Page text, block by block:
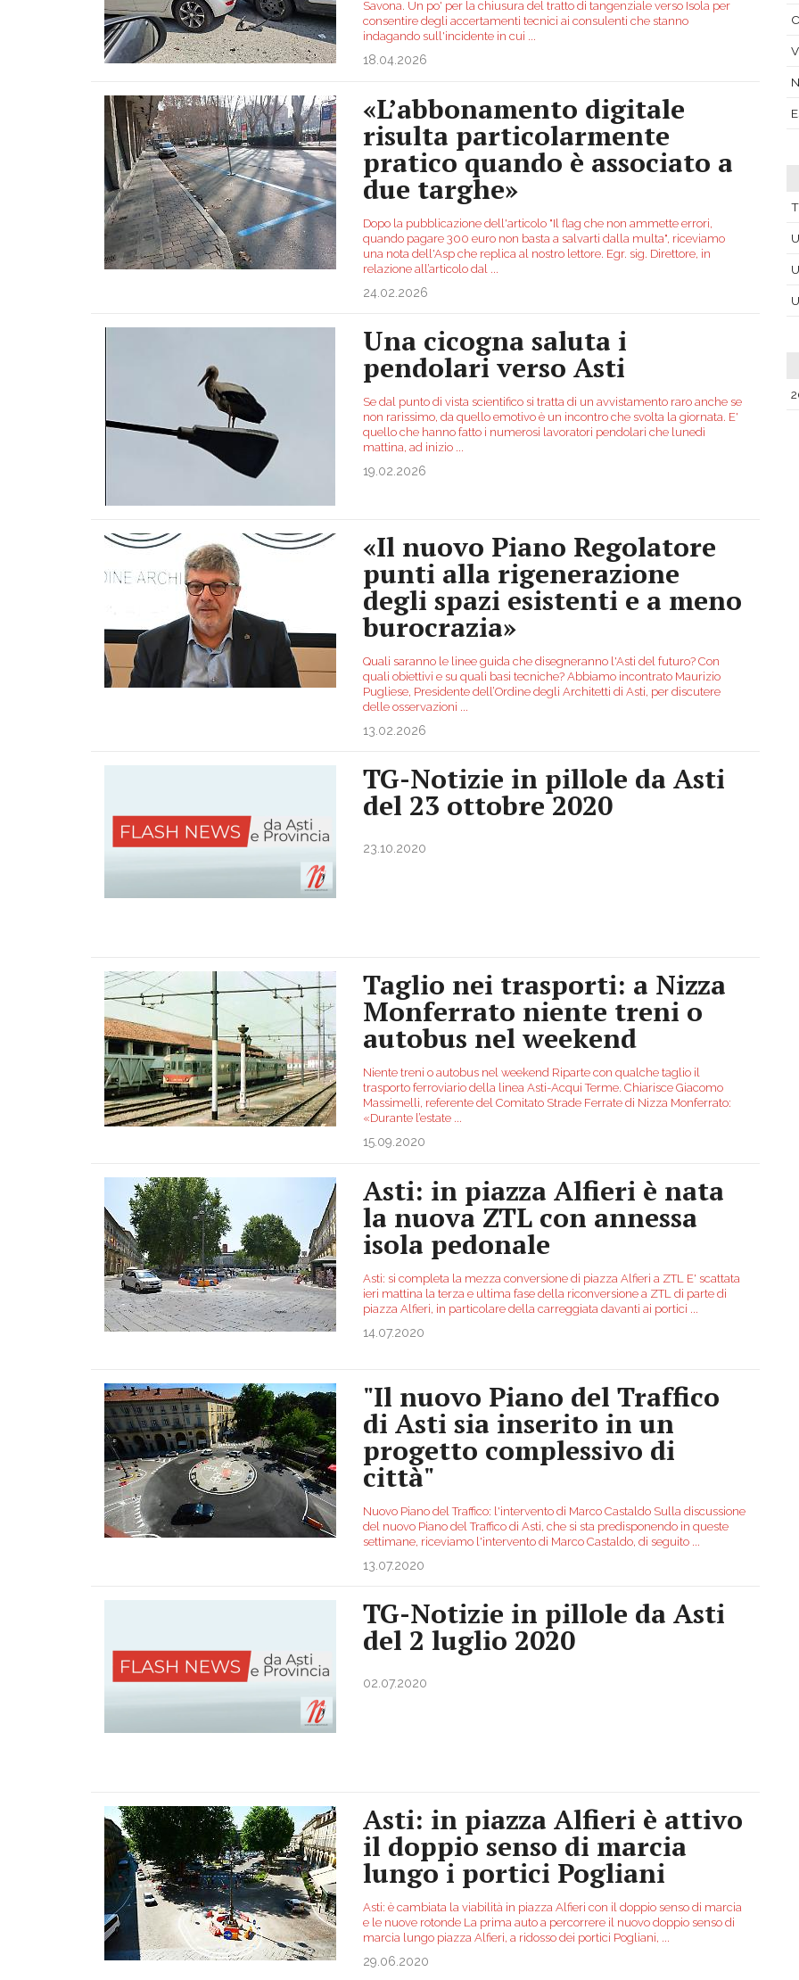
Savona. Un po' per la chiusura del tratto di tangenziale verso Isola per
consentire degli accertamenti tecnici ai consulenti che stanno
indagando sull'incidente in cui
18.04.2026
«L’abbonamento digitale
risulta particolarmente
pratico quando è associato a
due targhe»
Dopo la pubblicazione dell'articolo "Il flag che non ammette errori,
quando pagare 300 euro non basta a salvarti dalla multa", riceviamo
una nota dell'Asp che replica al nostro lettore. Egr. sig. Direttore, in
relazione all’articolo dal
24.02.2026
Una cicogna saluta i
pendolari verso Asti
Se dal punto di vista scientifico si tratta di un avvistamento raro anche se
non rarissimo, da quello emotivo è un incontro che svolta la giornata. E'
quello che hanno fatto i numerosi lavoratori pendolari che lunedì
mattina, ad inizio
19.02.2026
«Il nuovo Piano Regolatore
punti alla rigenerazione
degli spazi esistenti e a meno
burocrazia»
Quali saranno le linee guida che disegneranno l'Asti del futuro? Con
quali obiettivi e su quali basi tecniche? Abbiamo incontrato Maurizio
Pugliese, Presidente dell’Ordine degli Architetti di Asti, per discutere
delle osservazioni
13.02.2026
TG-Notizie in pillole da Asti
del 23 ottobre 2020
23.10.2020
Taglio nei trasporti: a Nizza
Monferrato niente treni o
autobus nel weekend
Niente treni o autobus nel weekend Riparte con qualche taglio il
trasporto ferroviario della linea Asti-Acqui Terme. Chiarisce Giacomo
Massimelli, referente del Comitato Strade Ferrate di Nizza Monferrato:
«Durante l’estate
15.09.2020
Asti: in piazza Alfieri è nata
la nuova ZTL con annessa
isola pedonale
Asti: si completa la mezza conversione di piazza Alfieri a ZTL E' scattata
ieri mattina la terza e ultima fase della riconversione a ZTL di parte di
piazza Alfieri, in particolare della carreggiata davanti ai portici
14.07.2020
"Il nuovo Piano del Traffico
di Asti sia inserito in un
progetto complessivo di
città"
Nuovo Piano del Traffico: l'intervento di Marco Castaldo Sulla discussione
del nuovo Piano del Traffico di Asti, che si sta predisponendo in queste
settimane, riceviamo l'intervento di Marco Castaldo, di seguito
13.07.2020
TG-Notizie in pillole da Asti
del 2 luglio 2020
02.07.2020
Asti: in piazza Alfieri è attivo
il doppio senso di marcia
lungo i portici Pogliani
Asti: è cambiata la viabilità in piazza Alfieri con il doppio senso di marcia
e le nuove rotonde La prima auto a percorrere il nuovo doppio senso di
marcia lungo piazza Alfieri, a ridosso dei portici Pogliani,
29.06.2020